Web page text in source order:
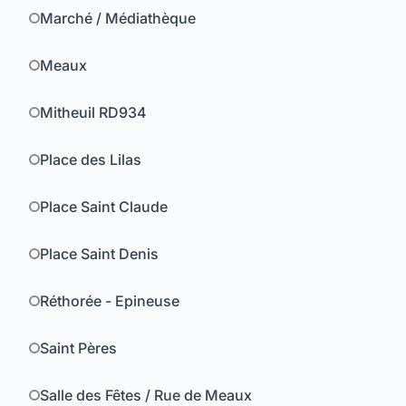
Marché / Médiathèque
Meaux
Mitheuil RD934
Place des Lilas
Place Saint Claude
Place Saint Denis
Réthorée - Epineuse
Saint Pères
Salle des Fêtes / Rue de Meaux